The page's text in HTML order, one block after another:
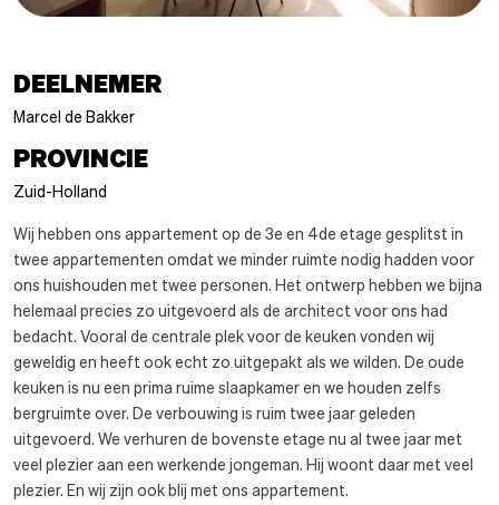
DEELNEMER
Marcel de Bakker
PROVINCIE
Zuid-Holland
Wij hebben ons appartement op de 3e en 4de etage gesplitst in
twee appartementen omdat we minder ruimte nodig hadden voor
ons huishouden met twee personen. Het ontwerp hebben we bijna
helemaal precies zo uitgevoerd als de architect voor ons had
bedacht. Vooral de centrale plek voor de keuken vonden wij
geweldig en heeft ook echt zo uitgepakt als we wilden. De oude
keuken is nu een prima ruime slaapkamer en we houden zelfs
bergruimte over. De verbouwing is ruim twee jaar geleden
uitgevoerd. We verhuren de bovenste etage nu al twee jaar met
veel plezier aan een werkende jongeman. Hij woont daar met veel
plezier. En wij zijn ook blij met ons appartement.